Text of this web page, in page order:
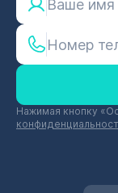
Нажимая кнопку